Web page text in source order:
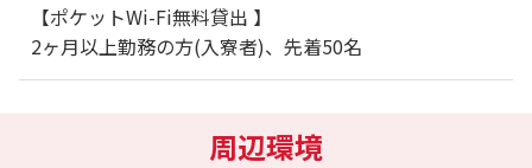
【ポケットWi-Fi無料貸出 】
2ヶ月以上勤務の方(入寮者)、先着50名
周辺環境